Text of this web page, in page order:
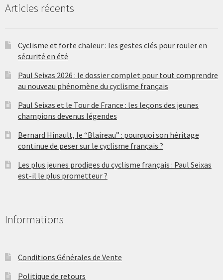
Articles récents
Cyclisme et forte chaleur : les gestes clés pour rouler en
sécurité en été
Paul Seixas 2026 : le dossier complet pour tout comprendre
au nouveau phénomène du cyclisme français
Paul Seixas et le Tour de France : les leçons des jeunes
champions devenus légendes
Bernard Hinault, le “Blaireau” : pourquoi son héritage
continue de peser sur le cyclisme français ?
Les plus jeunes prodiges du cyclisme français : Paul Seixas
est-il le plus prometteur ?
Informations
Conditions Générales de Vente
Politique de retours